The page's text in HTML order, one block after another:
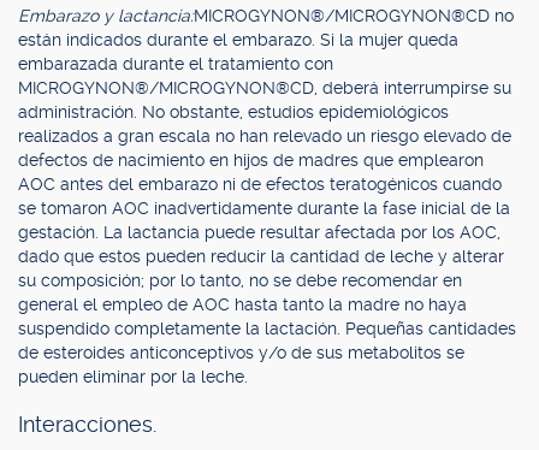
Embarazo y lactancia:MICROGYNON®/MICROGYNON®CD no
están indicados durante el embarazo. Si la mujer queda
embarazada durante el tratamiento con
MICROGYNON®/MICROGYNON®CD, deberá interrumpirse su
administración. No obstante, estudios epidemiológicos
realizados a gran escala no han relevado un riesgo elevado de
defectos de nacimiento en hijos de madres que emplearon
AOC antes del embarazo ni de efectos teratogénicos cuando
se tomaron AOC inadvertidamente durante la fase inicial de la
gestación. La lactancia puede resultar afectada por los AOC,
dado que estos pueden reducir la cantidad de leche y alterar
su composición; por lo tanto, no se debe recomendar en
general el empleo de AOC hasta tanto la madre no haya
suspendido completamente la lactación. Pequeñas cantidades
de esteroides anticonceptivos y/o de sus metabolitos se
pueden eliminar por la leche.
Interacciones.